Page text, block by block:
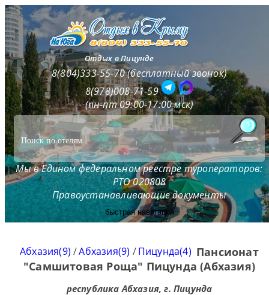
Отдых в Пицунде
8(804)333-55-70 (бесплатный звонок)
8(978)008-71-59
(пн-пт 09:00-17:00 мск)
Мы в Едином федеральном реестре туроператоров:
РТО 020808
Правоустанавливающие документы
быстрая навигация
Абхазия(9) /Абхазия(9) /Пицунда(4) Пансионат
"Самшитовая Роща" Пицунда (Абхазия)
республика Абхазия, г. Пицунда